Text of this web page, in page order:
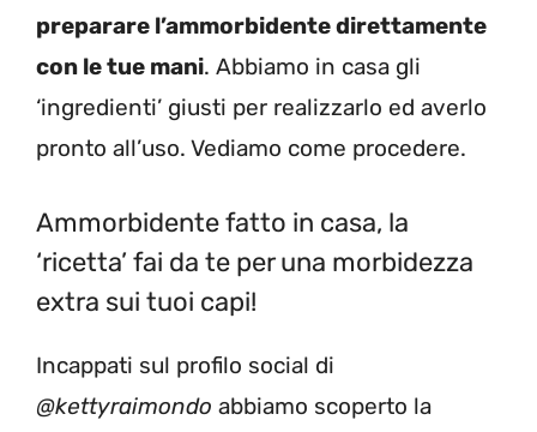
preparare l’ammorbidente direttamente
con le tue mani. Abbiamo in casa gli
‘ingredienti’ giusti per realizzarlo ed averlo
pronto all’uso. Vediamo come procedere.
Ammorbidente fatto in casa, la
‘ricetta’ fai da te per una morbidezza
extra sui tuoi capi!
Incappati sul profilo social di
@kettyraimondo abbiamo scoperto la